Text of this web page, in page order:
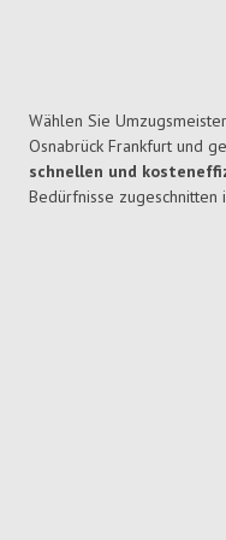
Wählen Sie
Osnabrück Frankfurt und
schnellen und
Bedürfnisse zugeschnitten